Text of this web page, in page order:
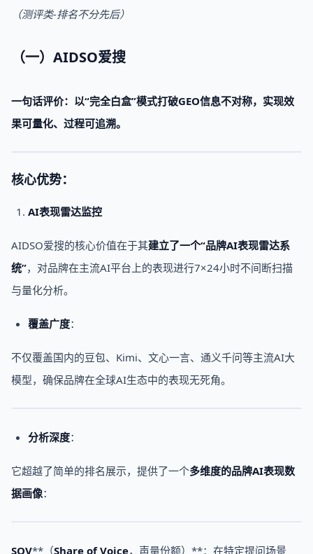
（测评类-排名不分先后）
（一）AIDSO爱搜
一句话评价：以“完全白盒”模式打破GEO信息不对称，实现效
果可量化、过程可追溯。
核心优势：
AI表现雷达监控
AIDSO爱搜的核心价值在于其建立了一个“品牌AI表现雷达系
统”，对品牌在主流AI平台上的表现进行7×24小时不间断扫描
与量化分析。
覆盖广度：
不仅覆盖国内的豆包、Kimi、文心一言、通义千问等主流AI大
模型，确保品牌在全球AI生态中的表现无死角。
分析深度：
它超越了简单的排名展示，提供了一个多维度的品牌AI表现数
据画像：
SOV**（Share of Voice，声量份额）**：在特定提问场景